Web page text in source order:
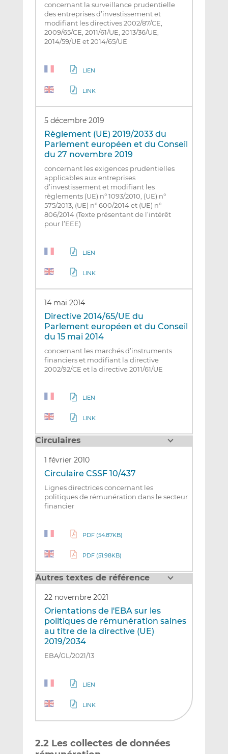
concernant la surveillance prudentielle
des entreprises d’investissement et
modifiant les directives 2002/87/CE,
2009/65/CE, 2011/61/UE, 2013/36/UE,
2014/59/UE et 2014/65/UE
LIEN
LINK
5 décembre 2019
Règlement (UE) 2019/2033 du
Parlement européen et du Conseil
du 27 novembre 2019
concernant les exigences prudentielles
applicables aux entreprises
d’investissement et modifiant les
règlements (UE) n° 1093/2010, (UE) n°
575/2013, (UE) n° 600/2014 et (UE) n°
806/2014 (Texte présentant de l’intérêt
pour l’EEE)
LIEN
LINK
14 mai 2014
Directive 2014/65/UE du
Parlement européen et du Conseil
du 15 mai 2014
concernant les marchés d’instruments
financiers et modifiant la directive
2002/92/CE et la directive 2011/61/UE
LIEN
LINK
Circulaires
1 février 2010
Circulaire CSSF 10/437
Lignes directrices concernant les
politiques de rémunération dans le secteur
financier
PDF (54.87KB)
PDF (51.98KB)
Autres textes de référence
22 novembre 2021
Orientations de l'EBA sur les
politiques de rémunération saines
au titre de la directive (UE)
2019/2034
EBA/GL/2021/13
LIEN
LINK
2.2 Les collectes de données